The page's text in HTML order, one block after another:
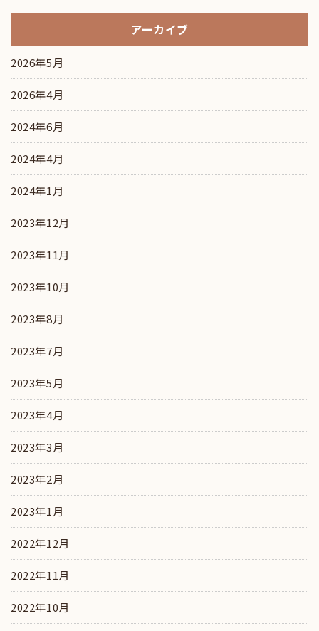
アーカイブ
2026年5月
2026年4月
2024年6月
2024年4月
2024年1月
2023年12月
2023年11月
2023年10月
2023年8月
2023年7月
2023年5月
2023年4月
2023年3月
2023年2月
2023年1月
2022年12月
2022年11月
2022年10月